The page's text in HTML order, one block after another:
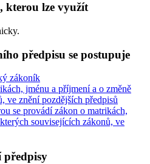
kterou lze využít
předpisu se postupuje
zákoník
jménu a příjmení a o změně
ve znění pozdějších předpisů
se provádí zákon o matrikách,
souvisejících zákonů, ve
předpisy